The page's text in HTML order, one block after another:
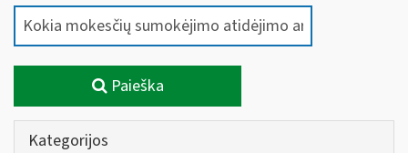
Paieška
Kategorijos